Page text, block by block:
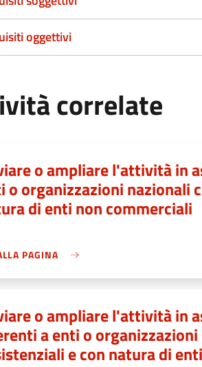
oggettivi
correlate
o ampliare l'attività in
o organizzazioni nazionali
di enti non commerciali
PAGINA
o ampliare l'attività in
a enti o
e con natura di